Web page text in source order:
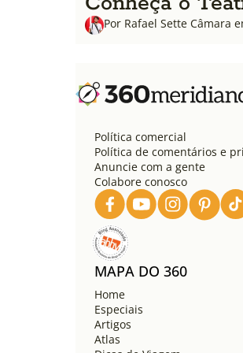
Por Rafael Sette Câmara
Política comercial
Política de comentários e
Anuncie com a gente
Colabore conosco
MAPA DO 360
Home
Especiais
Artigos
Atlas